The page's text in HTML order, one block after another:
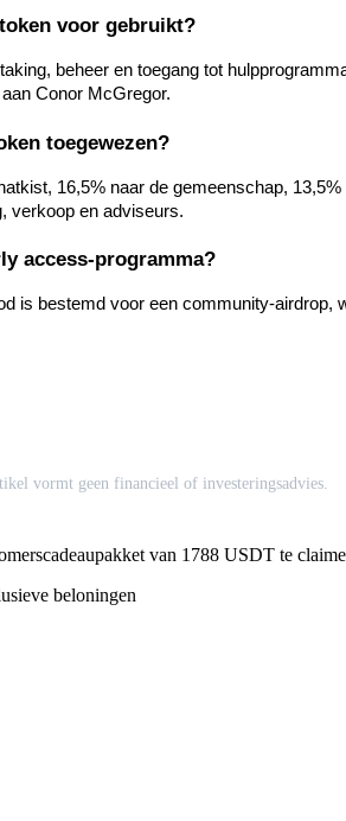
houders
voor gebruikt?
beheer en toegang tot
Conor McGregor.
toegewezen?
16,5% naar de gemeenschap,
verkoop en adviseurs.
access-programma?
is bestemd voor een community-airdrop,
vormt geen financieel of investeringsadvies.
van 1788 USDT te
beloningen